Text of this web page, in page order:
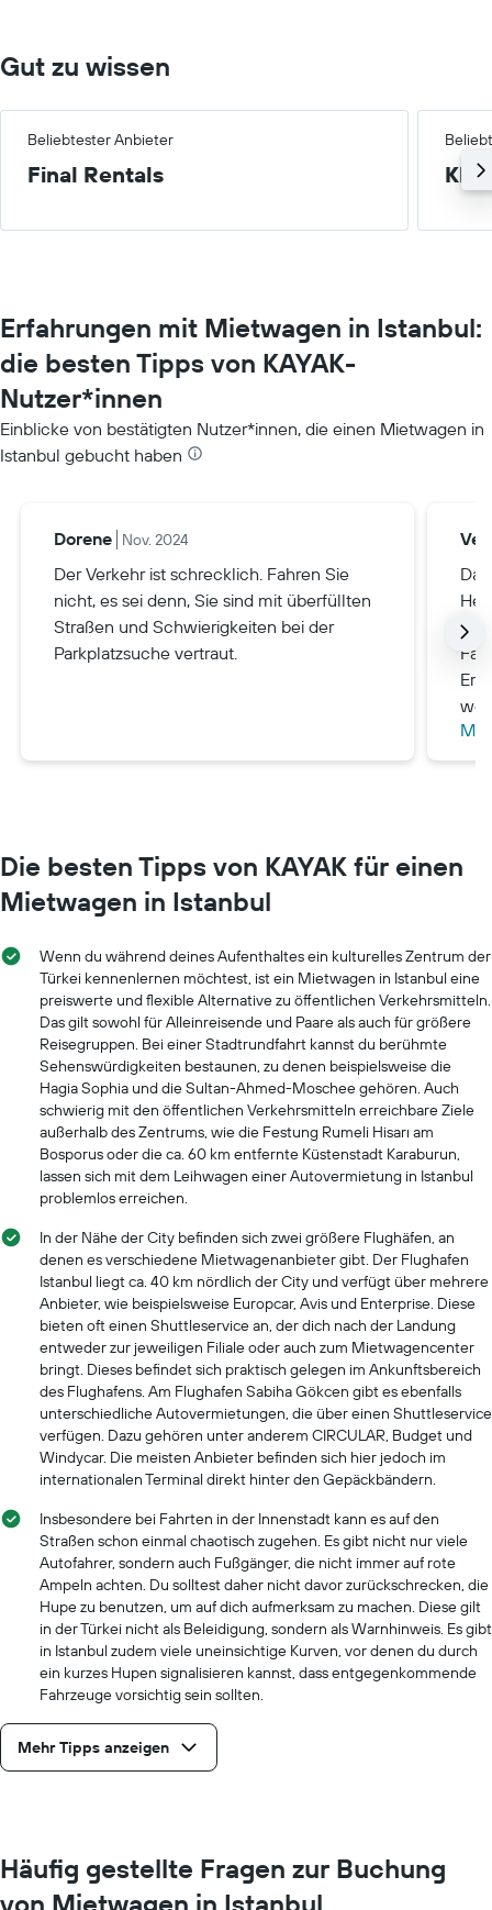
Gut zu wissen
Beliebtester Anbieter
Final Rentals
Erfahrungen mit Mietwagen in Istanbul:
die besten Tipps von KAYAK-
Nutzer*innen
Einblicke von bestätigten Nutzer*innen, die einen Mietwagen in
Istanbul gebucht haben
Dorene Nov. 2024
Der Verkehr ist schrecklich. Fahren Sie
nicht, es sei denn, Sie sind mit überfüllten
Straßen und Schwierigkeiten bei der
Parkplatzsuche vertraut.
Die besten Tipps von KAYAK für einen
Mietwagen in Istanbul
Wenn du während deines Aufenthaltes ein kulturelles Zentrum der
Türkei kennenlernen möchtest, ist ein Mietwagen in Istanbul eine
preiswerte und flexible Alternative zu öffentlichen Verkehrsmitteln.
Das gilt sowohl für Alleinreisende und Paare als auch für größere
Reisegruppen. Bei einer Stadtrundfahrt kannst du berühmte
Sehenswürdigkeiten bestaunen, zu denen beispielsweise die
Hagia Sophia und die Sultan-Ahmed-Moschee gehören. Auch
schwierig mit den öffentlichen Verkehrsmitteln erreichbare Ziele
außerhalb des Zentrums, wie die Festung Rumeli Hisarı am
Bosporus oder die ca. 60 km entfernte Küstenstadt Karaburun,
lassen sich mit dem Leihwagen einer Autovermietung in Istanbul
problemlos erreichen.
In der Nähe der City befinden sich zwei größere Flughäfen, an
denen es verschiedene Mietwagenanbieter gibt. Der Flughafen
Istanbul liegt ca. 40 km nördlich der City und verfügt über mehrere
Anbieter, wie beispielsweise Europcar, Avis und Enterprise. Diese
bieten oft einen Shuttleservice an, der dich nach der Landung
entweder zur jeweiligen Filiale oder auch zum Mietwagencenter
bringt. Dieses befindet sich praktisch gelegen im Ankunftsbereich
des Flughafens. Am Flughafen Sabiha Gökcen gibt es ebenfalls
unterschiedliche Autovermietungen, die über einen Shuttleservice
verfügen. Dazu gehören unter anderem CIRCULAR, Budget und
Windycar. Die meisten Anbieter befinden sich hier jedoch im
internationalen Terminal direkt hinter den Gepäckbändern.
Insbesondere bei Fahrten in der Innenstadt kann es auf den
Straßen schon einmal chaotisch zugehen. Es gibt nicht nur viele
Autofahrer, sondern auch Fußgänger, die nicht immer auf rote
Ampeln achten. Du solltest daher nicht davor zurückschrecken, die
Hupe zu benutzen, um auf dich aufmerksam zu machen. Diese gilt
in der Türkei nicht als Beleidigung, sondern als Warnhinweis. Es gibt
in Istanbul zudem viele uneinsichtige Kurven, vor denen du durch
ein kurzes Hupen signalisieren kannst, dass entgegenkommende
Fahrzeuge vorsichtig sein sollten.
Mehr Tipps anzeigen
Häufig gestellte Fragen zur Buchung
von Mietwagen in Istanbul